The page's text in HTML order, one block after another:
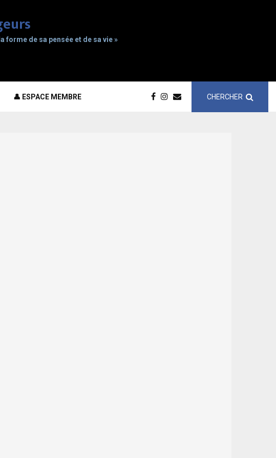
forme de sa pensée et de sa vie »
👤 ESPACE MEMBRE CHERCHER